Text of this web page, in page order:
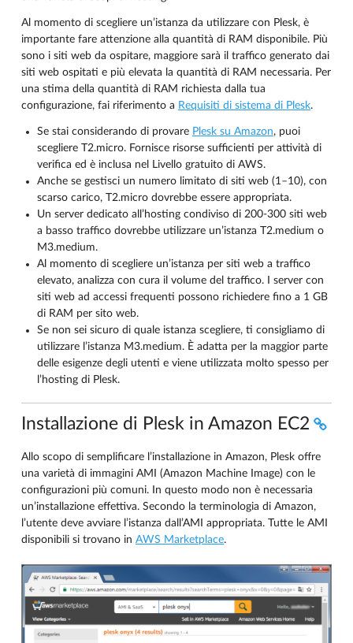
Al momento di scegliere un’istanza da utilizzare con Plesk, è
importante fare attenzione alla quantità di RAM disponibile. Più
sono i siti web da ospitare, maggiore sarà il traffico generato dai
siti web ospitati e più elevata la quantità di RAM necessaria. Per
una stima della quantità di RAM richiesta dalla tua
configurazione, fai riferimento a Requisiti di sistema di Plesk.
Se stai considerando di provare Plesk su Amazon, puoi
scegliere T2.micro. Fornisce risorse sufficienti per attività di
verifica ed è inclusa nel Livello gratuito di AWS.
Anche se gestisci un numero limitato di siti web (1–10), con
scarso carico, T2.micro dovrebbe essere appropriata.
Un server dedicato all’hosting condiviso di 200-300 siti web
a basso traffico dovrebbe utilizzare un’istanza T2.medium o
M3.medium.
Al momento di scegliere un’istanza per siti web a traffico
elevato, analizza con cura il volume del traffico. I server con
siti web ad accessi frequenti possono richiedere fino a 1 GB
di RAM per sito web.
Se non sei sicuro di quale istanza scegliere, ti consigliamo di
utilizzare l’istanza M3.medium. È adatta per la maggior parte
delle esigenze degli utenti e viene utilizzata molto spesso per
l’hosting di Plesk.
Installazione di Plesk in Amazon EC2
Allo scopo di semplificare l’installazione in Amazon, Plesk offre
una varietà di immagini AMI (Amazon Machine Image) con le
configurazioni più comuni. In questo modo non è necessaria
un’installazione effettiva. Secondo la terminologia di Amazon,
l’utente deve avviare l’istanza dall’AMI appropriata. Tutte le AMI
disponibili si trovano in AWS Marketplace.